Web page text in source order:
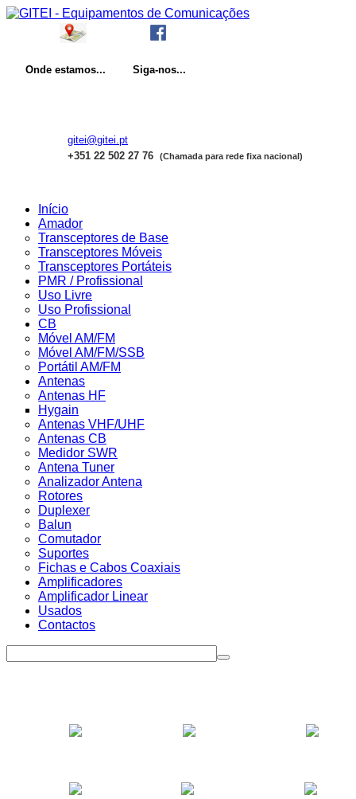
Ondeestamos... Siga-nos...
gitei@gitei.pt
+351 22 502 27 76
(Chamada para rede fixa nacional)
Início
Amador
Transceptores de Base
Transceptores Móveis
Transceptores Portáteis
PMR / Profissional
Uso Livre
Uso Profissional
CB
Móvel AM/FM
Móvel AM/FM/SSB
Portátil AM/FM
Antenas
Antenas HF
Hygain
Antenas VHF/UHF
Antenas CB
Medidor SWR
Antena Tuner
Analizador Antena
Rotores
Duplexer
Balun
Comutador
Suportes
Fichas e Cabos Coaxiais
Amplificadores
Amplificador Linear
Usados
Contactos